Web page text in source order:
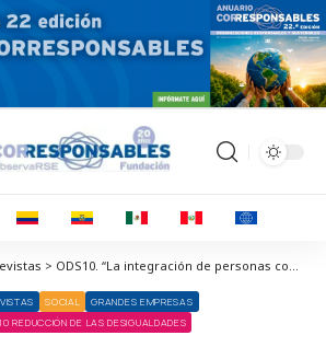
Corresponsables > Entrevistas > ODS10. “La integración de personas con discapacidad en Grupo Lola es positiva para el grupo, los empleados y los clientes”
SOCIAL
GRANDES EMPRESAS
REDUCCIÓN DE LAS DESIGUALDADES